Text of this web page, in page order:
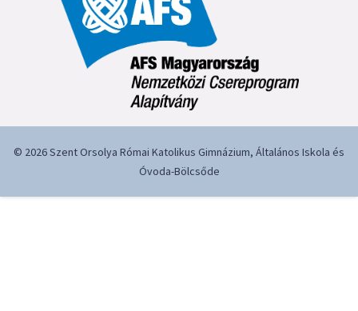
© 2026 Szent Orsolya Római Katolikus Gimnázium, Általános Iskola és
Óvoda-Bölcsőde